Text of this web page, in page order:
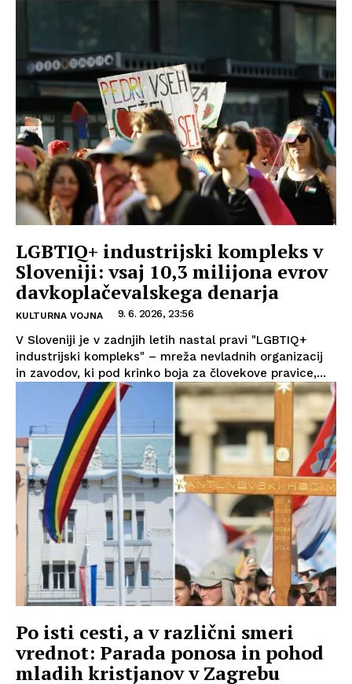
LGBTIQ+ industrijski kompleks v
Sloveniji: vsaj 10,3 milijona evrov
davkoplačevalskega denarja
KULTURNA VOJNA 9. 6. 2026, 23:56
V Sloveniji je v zadnjih letih nastal pravi "LGBTIQ+
industrijski kompleks" – mreža nevladnih organizacij
in zavodov, ki pod krinko boja za človekove pravice,...
Po isti cesti, a v različni smeri
vrednot: Parada ponosa in pohod
mladih kristjanov v Zagrebu